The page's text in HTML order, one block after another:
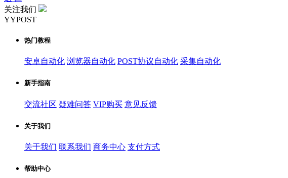
关注我们
YYPOST
热门教程
安卓自动化 浏览器自动化 POST协议自动化 采集自动化
新手指南
交流社区 疑难问答 VIP购买 意见反馈
关于我们
关于我们 联系我们 商务中心 支付方式
帮助中心